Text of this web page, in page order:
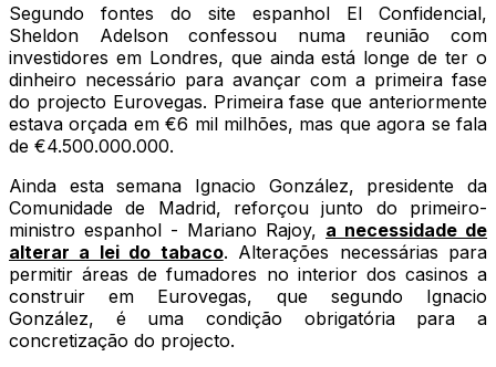
Segundo fontes do site espanhol El Confidencial,
Sheldon Adelson confessou numa reunião com
investidores em Londres, que ainda está longe de ter o
dinheiro necessário para avançar com a primeira fase
do projecto Eurovegas. Primeira fase que anteriormente
estava orçada em €6 mil milhões, mas que agora se fala
de €4.500.000.000.
Ainda esta semana Ignacio González, presidente da
Comunidade de Madrid, reforçou junto do primeiro-
ministro espanhol - Mariano Rajoy, a necessidade de
alterar a lei do tabaco. Alterações necessárias para
permitir áreas de fumadores no interior dos casinos a
construir em Eurovegas, que segundo Ignacio
González, é uma condição obrigatória para a
concretização do projecto.